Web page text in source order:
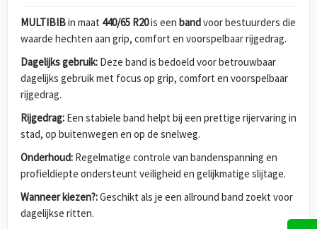
MULTIBIBin maat 440/65 R20is een bandvoor bestuurders die
waarde hechten aan grip, comfort en voorspelbaar rijgedrag.
Dagelijks gebruik: Deze band is bedoeld voor betrouwbaar
dagelijks gebruik met focus op grip, comfort en voorspelbaar
rijgedrag.
Rijgedrag: Een stabiele band helpt bij een prettige rijervaring in
stad, op buitenwegen en op de snelweg.
Onderhoud: Regelmatige controle van bandenspanning en
profieldiepte ondersteunt veiligheid en gelijkmatige slijtage.
Wanneer kiezen?:Geschikt als je een allround band zoekt voor
dagelijkse ritten.